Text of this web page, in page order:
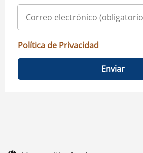
Política de Privacidad
Enviar